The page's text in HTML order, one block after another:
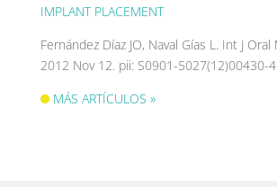
IMPLANT PLACEMENT
Fernández Díaz JO, Naval Gías L. Int J Oral
2012 Nov 12. pii: S0901-5027(12)00430-4.
MÁS ARTÍCULOS »